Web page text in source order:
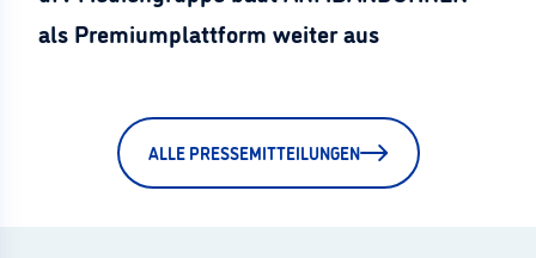
als Premiumplattform weiter aus
ALLE PRESSEMITTEILUNGEN